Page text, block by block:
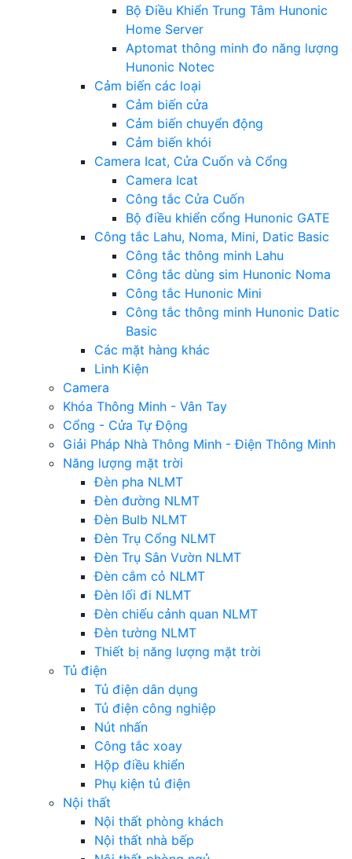
Bộ Điều Khiển Trung Tâm Hunonic
Home Server
Aptomat thông minh đo năng lượng
Hunonic Notec
Cảm biến các loại
Cảm biến cửa
Cảm biến chuyển động
Cảm biến khói
Camera Icat, Cửa Cuốn và Cổng
Camera Icat
Công tắc Cửa Cuốn
Bộ điều khiển cổng Hunonic GATE
Công tắc Lahu, Noma, Mini, Datic Basic
Công tắc thông minh Lahu
Công tắc dùng sim Hunonic Noma
Công tắc Hunonic Mini
Công tắc thông minh Hunonic Datic
Basic
Các mặt hàng khác
Linh Kiện
Camera
Khóa Thông Minh - Vân Tay
Cổng - Cửa Tự Động
Giải Pháp Nhà Thông Minh - Điện Thông Minh
Năng lượng mặt trời
Đèn pha NLMT
Đèn đường NLMT
Đèn Bulb NLMT
Đèn Trụ Cổng NLMT
Đèn Trụ Sân Vườn NLMT
Đèn cắm cỏ NLMT
Đèn lối đi NLMT
Đèn chiếu cảnh quan NLMT
Đèn tường NLMT
Thiết bị năng lượng mặt trời
Tủ điện
Tủ điện dân dụng
Tủ điện công nghiệp
Nút nhấn
Công tắc xoay
Hộp điều khiển
Phụ kiện tủ điện
Nội thất
Nội thất phòng khách
Nội thất nhà bếp